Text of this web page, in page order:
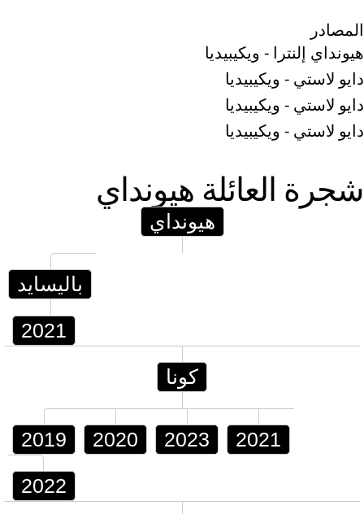
المصادر
هيونداي إلنترا - ويكيبيديا
دايو لاستي - ويكيبيديا
دايو لاستي - ويكيبيديا
دايو لاستي - ويكيبيديا
شجرة العائلة هيونداي
هيونداي
باليسايد
2021
كونا
2019 2020 2023 2021
2022